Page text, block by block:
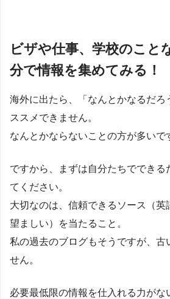
ビザや仕事、学校のこと
分で情報を集めてみる！
海外に出たら、「なんとかなるだろ
ススメできません。
なんとかならないことの方が多いで
ですから、まずは自分たちでできる
てください。
大切なのは、信頼できるソース（英
望ましい）を当たること。
私の過去のブログもそうですが、古
せん。
必要最低限の情報を仕入れる力がな